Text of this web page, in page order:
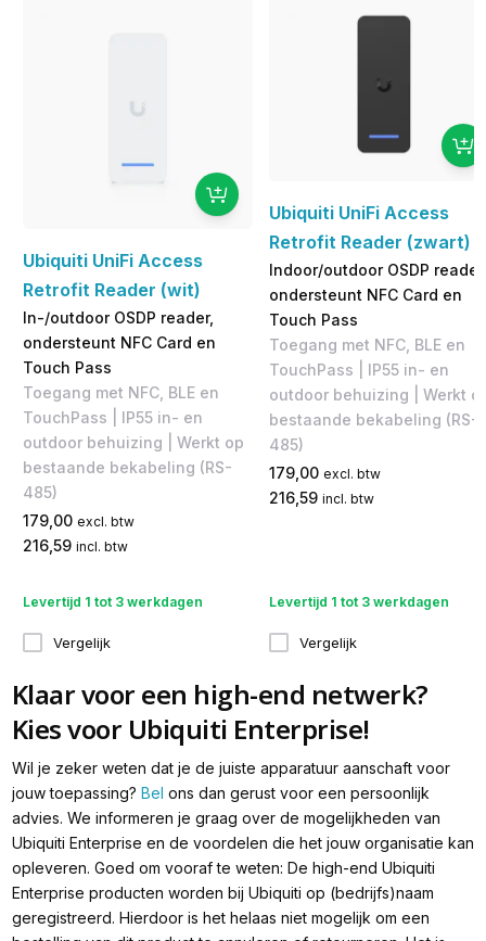
Ubiquiti UniFi Access
Retrofit Reader (wit)
In-/outdoor OSDP reader,
ondersteunt NFC Card en
Touch Pass
Toegang met NFC, BLE en
TouchPass | IP55 in- en
outdoor behuizing | Werkt op
bestaande bekabeling (RS-
485)
179,00 excl. btw
216,59 incl. btw
Levertijd 1 tot 3 werkdagen
Vergelijk
Ubiquiti UniFi Access
Retrofit Reader (zwart)
Indoor/outdoor OSDP
ondersteunt NFC Card en
Touch Pass
Toegang met NFC, BLE en
TouchPass | IP55 in- en
outdoor behuizing | Werkt
bestaande bekabeling (RS-
485)
179,00 excl. btw
216,59 incl. btw
Levertijd 1 tot 3 werkdagen
Vergelijk
Klaar voor een high-end netwerk?
Kies voor Ubiquiti Enterprise!
Wil je zeker weten dat je de juiste apparatuur aanschaft voor
jouw toepassing? Bel ons dan gerust voor een persoonlijk
advies. We informeren je graag over de mogelijkheden van
Ubiquiti Enterprise en de voordelen die het jouw organisatie kan
opleveren. Goed om vooraf te weten: De high-end Ubiquiti
Enterprise producten worden bij Ubiquiti op (bedrijfs)naam
geregistreerd. Hierdoor is het helaas niet mogelijk om een